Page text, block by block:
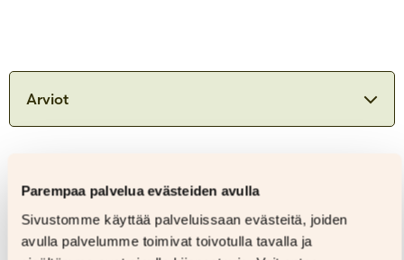
Parempaa palvelua evästeiden avulla
Sivustomme käyttää palveluissaan evästeitä, joiden
avulla palvelumme toimivat toivotulla tavalla ja
Arviot
ystävyys että samaan sukupuoleen
ihastuminen nähtiin normaaleina ja
hyväksyttävinä asioina. [...]
Synkistäkin teemoistaan huolimatta Ei alkua
Kirjailija